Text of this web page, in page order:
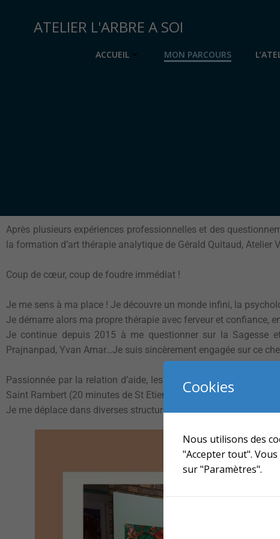
ATELIER L'ARBRE A SOI
ACCUEIL MON PARCOURS
Après plusieurs expériences professionnelles et des
la formation d’art thérapie analytique de Gérald Quitaud, Atelier
Coup de cœur, coup de foudre immédiat !
Je me sens à ma place ! Je découvre un monde infini, la
Je démarre alors ma propre thérapie avec ferveur et confiance,
Je continue depuis 2015 à me questionner sur la Sagesse
Prajnanpad, Yvan Amar…Je suis sincèrement engagée sur ce
Passionnée par la relation d’aide, les êtres humains et leurs
Saint Rambert (20 minutes de St Etienne).
Je me déplace dans diverses structures pour stimuler la
Cookies
Nous utilisons des
"Accepter tout".
sur "Paramètres".